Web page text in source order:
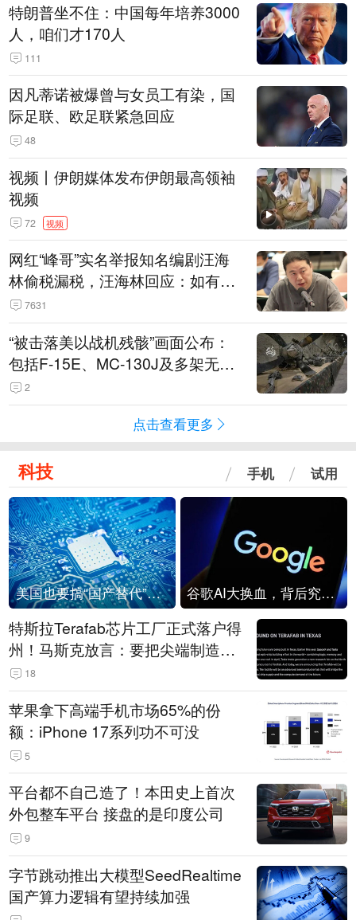
特朗普坐不住：中国每年培养3000
人，咱们才170人
111
因凡蒂诺被爆曾与女员工有染，国
际足联、欧足联紧急回应
48
视频丨伊朗媒体发布伊朗最高领袖
视频
72 视频
网红“峰哥”实名举报知名编剧汪海
林偷税漏税，汪海林回应：如有违
法行为，相关机构自会进行评判和
处理
7631
“被击落美以战机残骸”画面公布：
包括F-15E、MC-130J及多架无人
机 2
点击查看更多
科技 手机 试用
美国也要搞“国产替代”？先算清三笔账 谷歌AI大换血，背后究竟发生了什么？
特斯拉Terafab芯片工厂正式落户得
州！马斯克放言：要把尖端制造带
回美国
18
苹果拿下高端手机市场65%的份
额：iPhone 17系列功不可没
5
平台都不自己造了！本田史上首次
外包整车平台 接盘的是印度公司
9
字节跳动推出大模型SeedRealtime
国产算力逻辑有望持续加强